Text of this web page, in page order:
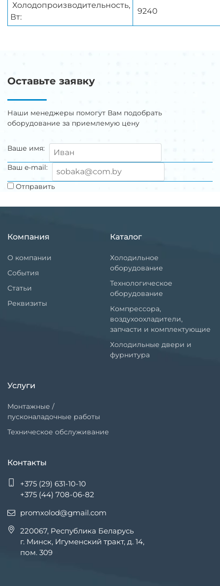
Холодопроизводительность,
Вт:
9240
Оставьте заявку
Наши менеджеры помогут Вам подобрать
оборудование за приемлемую цену
Ваше имя:
Ваш e-mail:
Отправить
Компания
О компании
События
Статьи
Реквизиты
Каталог
Холодильное
оборудование
Технологическое
оборудование
Компрессора,
воздухоохладители,
запчасти и комплектующие
Холодильные двери и
фурнитура
Услуги
Монтажные /
пусконаладочные работы
Техническое обслуживание
Контакты
+375 (29) 631-10-10
+375 (44) 708-06-82
promxolod@gmail.com
220067, Республика Беларусь
г. Минск, Игуменский тракт, д. 14,
пом. 309